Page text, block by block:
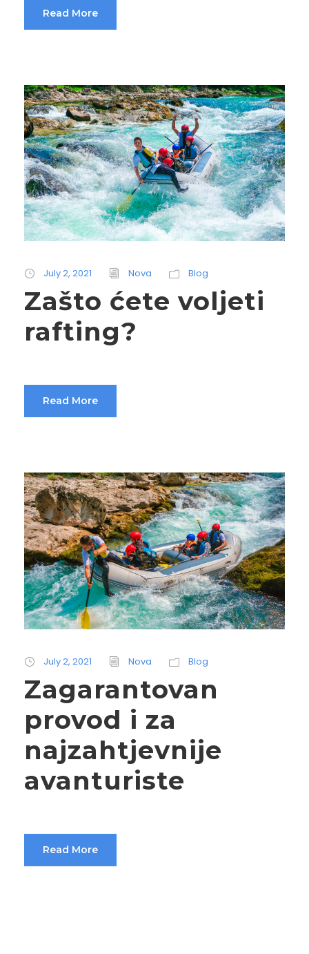
Read More
July 2, 2021 Nova Blog
Zašto ćete voljeti
rafting?
Read More
July 2, 2021 Nova Blog
Zagarantovan
provod i za
najzahtjevnije
avanturiste
Read More